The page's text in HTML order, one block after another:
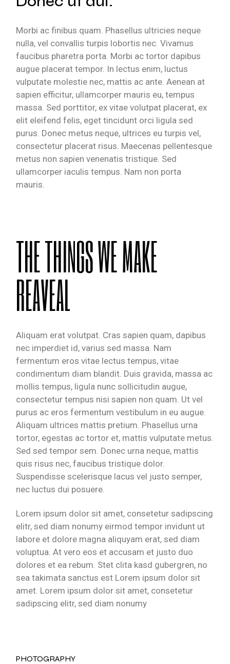
Morbi ac finibus quam. Phasellus ultricies neque
nulla, vel convallis turpis lobortis nec. Vivamus
faucibus pharetra porta. Morbi ac tortor dapibus
augue placerat tempor. In lectus enim, luctus
vulputate molestie nec, mattis ac ante. Aenean at
sapien efficitur, ullamcorper mauris eu, tempus
massa. Sed porttitor, ex vitae volutpat placerat, ex
elit eleifend felis, eget tincidunt orci ligula sed
purus. Donec metus neque, ultrices eu turpis vel,
consectetur placerat risus. Maecenas pellentesque
metus non sapien venenatis tristique. Sed
ullamcorper iaculis tempus. Nam non porta
mauris.
THE THINGS WE MAKE
REAVEAL
Aliquam erat volutpat. Cras sapien quam, dapibus
nec imperdiet id, varius sed massa. Nam
fermentum eros vitae lectus tempus, vitae
condimentum diam blandit. Duis gravida, massa ac
mollis tempus, ligula nunc sollicitudin augue,
consectetur tempus nisi sapien non quam. Ut vel
purus ac eros fermentum vestibulum in eu augue.
Aliquam ultrices mattis pretium. Phasellus urna
tortor, egestas ac tortor et, mattis vulputate metus.
Sed sed tempor sem. Donec urna neque, mattis
quis risus nec, faucibus tristique dolor.
Suspendisse scelerisque lacus vel justo semper,
nec luctus dui posuere.
Lorem ipsum dolor sit amet, consetetur sadipscing
elitr, sed diam nonumy eirmod tempor invidunt ut
labore et dolore magna aliquyam erat, sed diam
voluptua. At vero eos et accusam et justo duo
dolores et ea rebum. Stet clita kasd gubergren, no
sea takimata sanctus est Lorem ipsum dolor sit
amet. Lorem ipsum dolor sit amet, consetetur
sadipscing elitr, sed diam nonumy
PHOTOGRAPHY